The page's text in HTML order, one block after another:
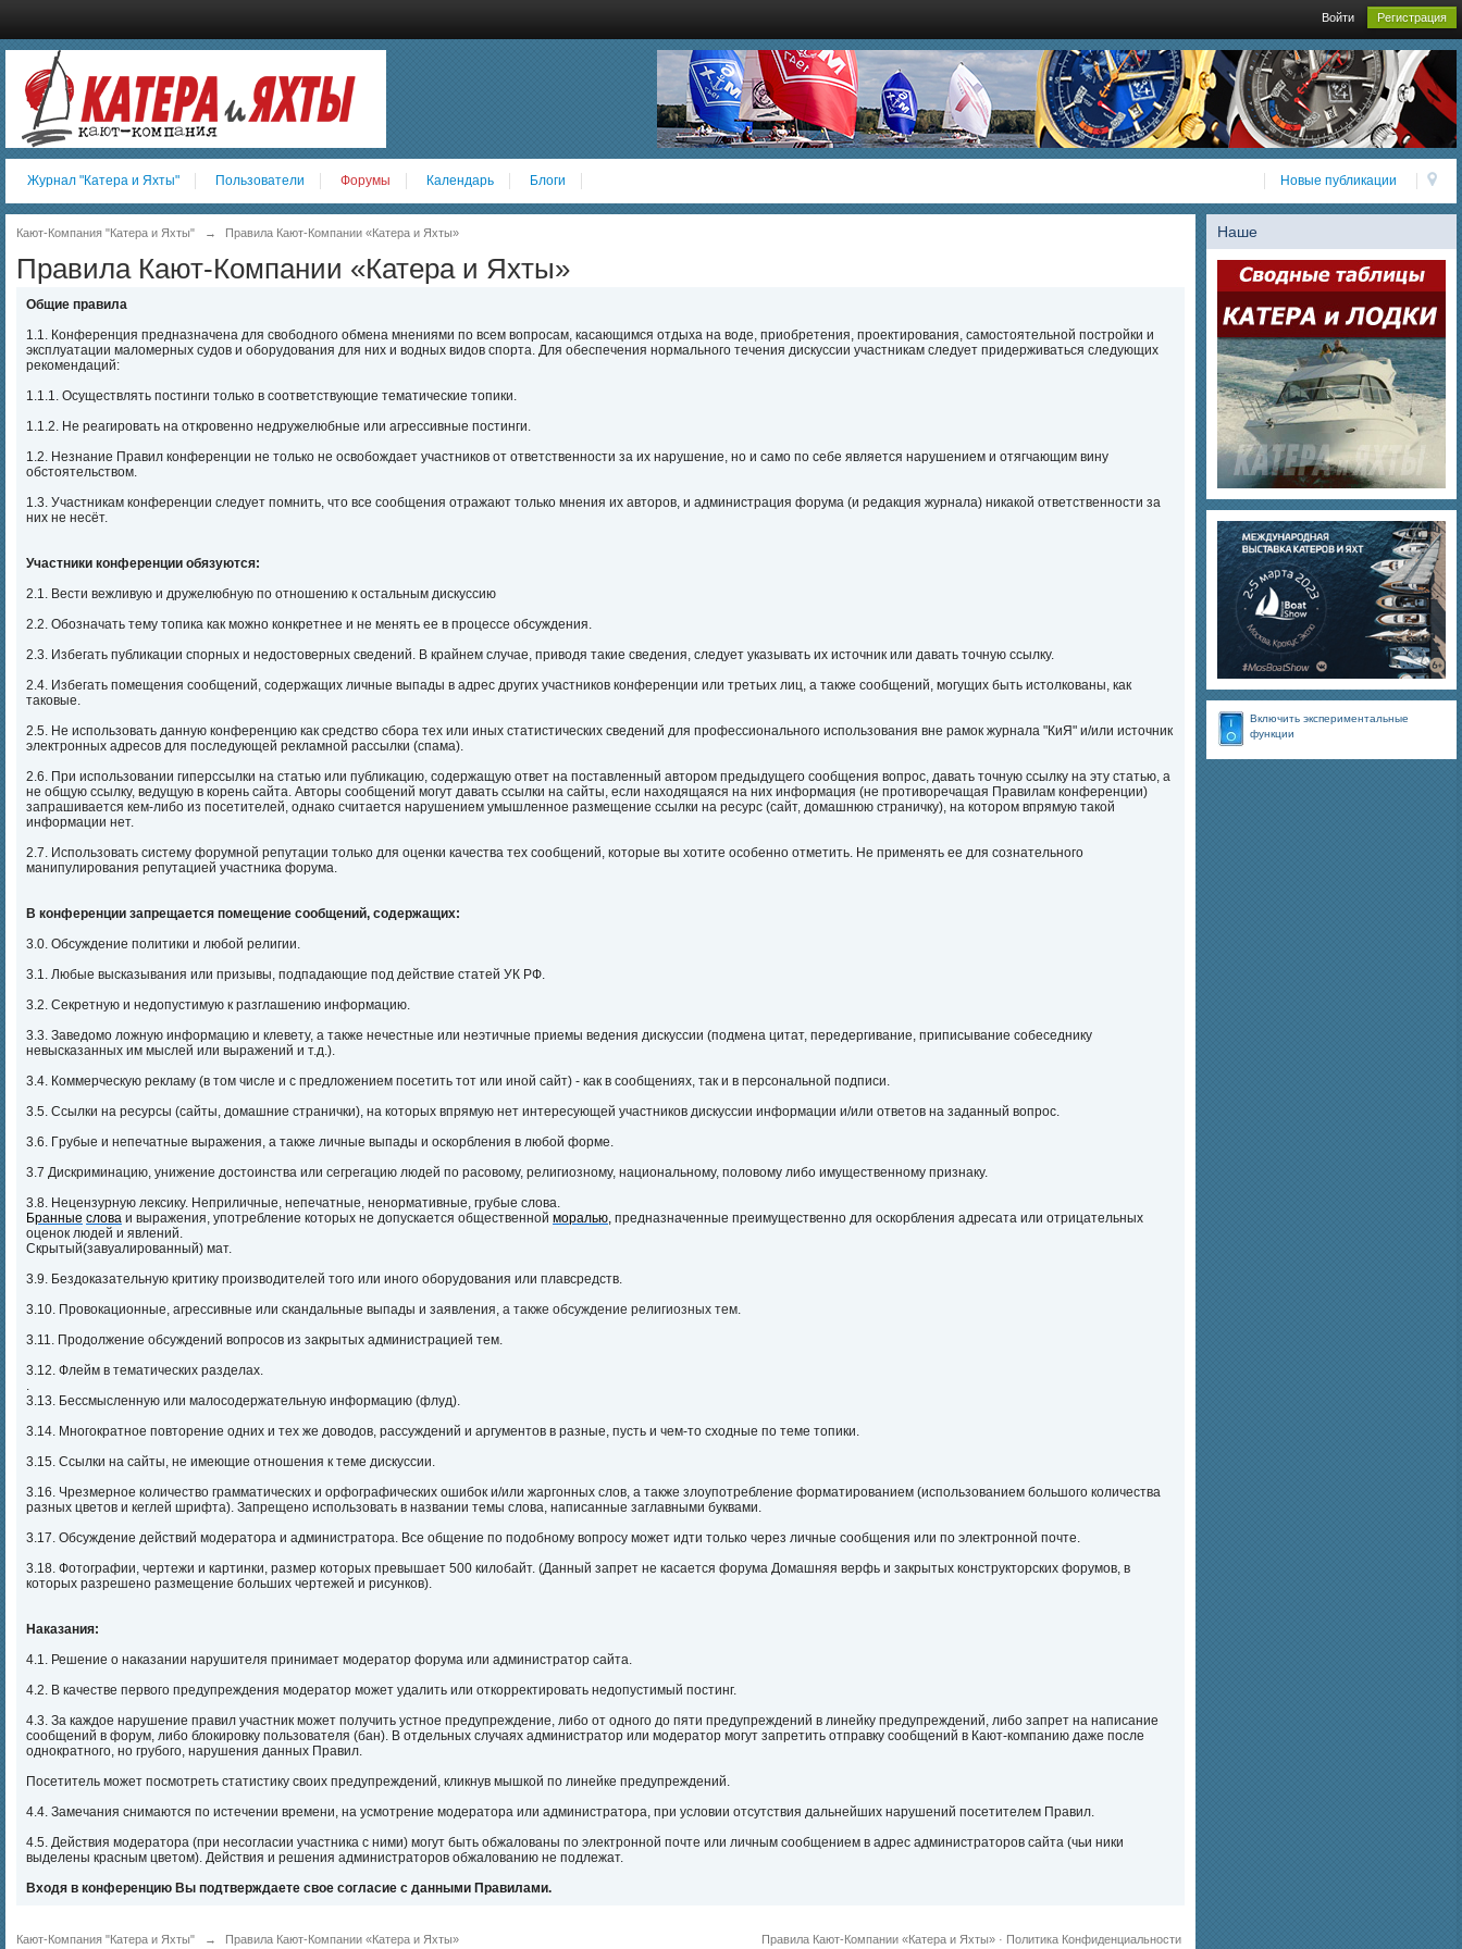
Войти Регистрация
Новые публикации
Журнал "Катера и Яхты" Пользователи Форумы Календарь Блоги
Наше
Включить экспериментальные
функции
Кают-Компания "Катера и Яхты" → Правила Кают-Компании «Катера и Яхты»
Правила Кают-Компании «Катера и Яхты»
Общие правила
1.1. Конференция предназначена для свободного обмена мнениями по всем вопросам, касающимся отдыха на воде, приобретения, проектирования, самостоятельной постройки и
эксплуатации маломерных судов и оборудования для них и водных видов спорта. Для обеспечения нормального течения дискуссии участникам следует придерживаться следующих
рекомендаций:
1.1.1. Осуществлять постинги только в соответствующие тематические топики.
1.1.2. Не реагировать на откровенно недружелюбные или агрессивные постинги.
1.2. Незнание Правил конференции не только не освобождает участников от ответственности за их нарушение, но и само по себе является нарушением и отягчающим вину
обстоятельством.
1.3. Участникам конференции следует помнить, что все сообщения отражают только мнения их авторов, и администрация форума (и редакция журнала) никакой ответственности за
них не несёт.
Участники конференции обязуются:
2.1. Вести вежливую и дружелюбную по отношению к остальным дискуссию
2.2. Обозначать тему топика как можно конкретнее и не менять ее в процессе обсуждения.
2.3. Избегать публикации спорных и недостоверных сведений. В крайнем случае, приводя такие сведения, следует указывать их источник или давать точную ссылку.
2.4. Избегать помещения сообщений, содержащих личные выпады в адрес других участников конференции или третьих лиц, а также сообщений, могущих быть истолкованы, как
таковые.
2.5. Не использовать данную конференцию как средство сбора тех или иных статистических сведений для профессионального использования вне рамок журнала "КиЯ" и/или источник
электронных адресов для последующей рекламной рассылки (спама).
2.6. При использовании гиперссылки на статью или публикацию, содержащую ответ на поставленный автором предыдущего сообщения вопрос, давать точную ссылку на эту статью, а
не общую ссылку, ведущую в корень сайта. Авторы сообщений могут давать ссылки на сайты, если находящаяся на них информация (не противоречащая Правилам конференции)
запрашивается кем-либо из посетителей, однако считается нарушением умышленное размещение ссылки на ресурс (сайт, домашнюю страничку), на котором впрямую такой
информации нет.
2.7. Использовать систему форумной репутации только для оценки качества тех сообщений, которые вы хотите особенно отметить. Не применять ее для сознательного
манипулирования репутацией участника форума.
В конференции запрещается помещение сообщений, содержащих:
3.0. Обсуждение политики и любой религии.
3.1. Любые высказывания или призывы, подпадающие под действие статей УК РФ.
3.2. Секретную и недопустимую к разглашению информацию.
3.3. Заведомо ложную информацию и клевету, а также нечестные или неэтичные приемы ведения дискуссии (подмена цитат, передергивание, приписывание собеседнику
невысказанных им мыслей или выражений и т.д.).
3.4. Коммерческую рекламу (в том числе и с предложением посетить тот или иной сайт) - как в сообщениях, так и в персональной подписи.
3.5. Ссылки на ресурсы (сайты, домашние странички), на которых впрямую нет интересующей участников дискуссии информации и/или ответов на заданный вопрос.
3.6. Гpубые и непечатные выpажения, а также личные выпады и оскоpбления в любой форме.
3.7 Дискриминацию, унижение достоинства или сегрегацию людей по расовому, религиозному, национальному, половому либо имущественному признаку.
3.8. Нецензурную лексику. Неприличные, непечатные, ненормативные, грубые слова.
Бранные слова и выражения, употребление которых не допускается общественной моралью, предназначенные преимущественно для оскорбления адресата или отрицательных
оценок людей и явлений.
Скрытый(завуалированный) мат.
3.9. Бездоказательную критику производителей того или иного оборудования или плавсредств.
3.10. Провокационные, агрессивные или скандальные выпады и заявления, а также обсуждение религиозных тем.
3.11. Продолжение обсyждений вопросов из закрытых администрацией тем.
3.12. Флейм в тематических разделах.
.
3.13. Бессмысленнyю или малосодеpжательнyю инфоpмацию (флуд).
3.14. Многократное повторение одних и тех же доводов, рассуждений и аргументов в разные, пусть и чем-то сходные по теме топики.
3.15. Ссылки на сайты, не имеющие отношения к теме дискуссии.
3.16. Чрезмерное количество грамматических и орфографических ошибок и/или жаргонных слов, а также злоупотребление форматированием (использованием большого количества
разных цветов и кеглей шрифта). Запрещено использовать в названии темы слова, написанные заглавными буквами.
3.17. Обсуждение действий модератора и администратора. Все общение по подобному вопросу может идти только через личные сообщения или по электронной почте.
3.18. Фотографии, чертежи и картинки, размер которых превышает 500 килобайт. (Данный запрет не касается форума Домашняя верфь и закрытых конструкторских форумов, в
которых разрешено размещение больших чертежей и рисунков).
Наказания:
4.1. Решение о наказании нарушителя принимает модератор форума или администратор сайта.
4.2. В качестве первого предупреждения модератор может удалить или откорректировать недопустимый постинг.
4.3. За каждое нарушение правил участник может получить устное предупреждение, либо от одного до пяти предупреждений в линейку предупреждений, либо запрет на написание
сообщений в форум, либо блокировку пользователя (бан). В отдельных случаях администратор или модератор могут запретить отправку сообщений в Кают-компанию даже после
однократного, но грубого, нарушения данных Правил.
Посетитель может посмотреть статистику своих предупреждений, кликнув мышкой по линейке предупреждений.
4.4. Замечания снимаются по истечении времени, на усмотрение модератора или администратора, при условии отсутствия дальнейших нарушений посетителем Правил.
4.5. Действия модератора (при несогласии участника с ними) могут быть обжалованы по электронной почте или личным сообщением в адрес администраторов сайта (чьи ники
выделены красным цветом). Действия и решения администраторов обжалованию не подлежат.
Входя в конференцию Вы подтверждаете свое согласие с данными Правилами.
Кают-Компания "Катера и Яхты" → Правила Кают-Компании «Катера и Яхты» Политика Конфиденциальности
Правила Кают-Компании «Катера и Яхты» ·